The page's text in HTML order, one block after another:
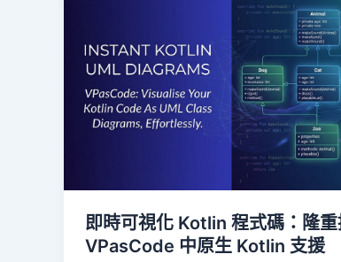
即時可視化 Kotlin 程式碼：隆重
VPasCode 中原生 Kotlin 支援